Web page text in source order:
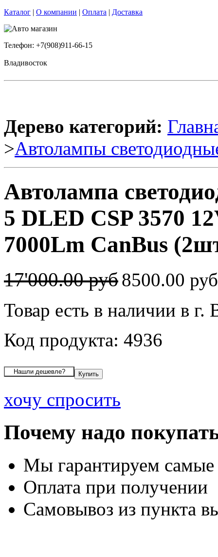
Каталог | О компании | Оплата | Доставка
Телефон: +7(908)911-66-15
Владивосток
Дерево категорий:
>Автолампы
Автолампа
5 DLED CSP 3570
7000Lm CanBus
17'000.00 руб8500.00
Товар есть в наличии в г.
Код продукта: 4936
хочу спросить
Почему надо
Мы гарантируем
Оплата при получении
Самовывоз из пункта